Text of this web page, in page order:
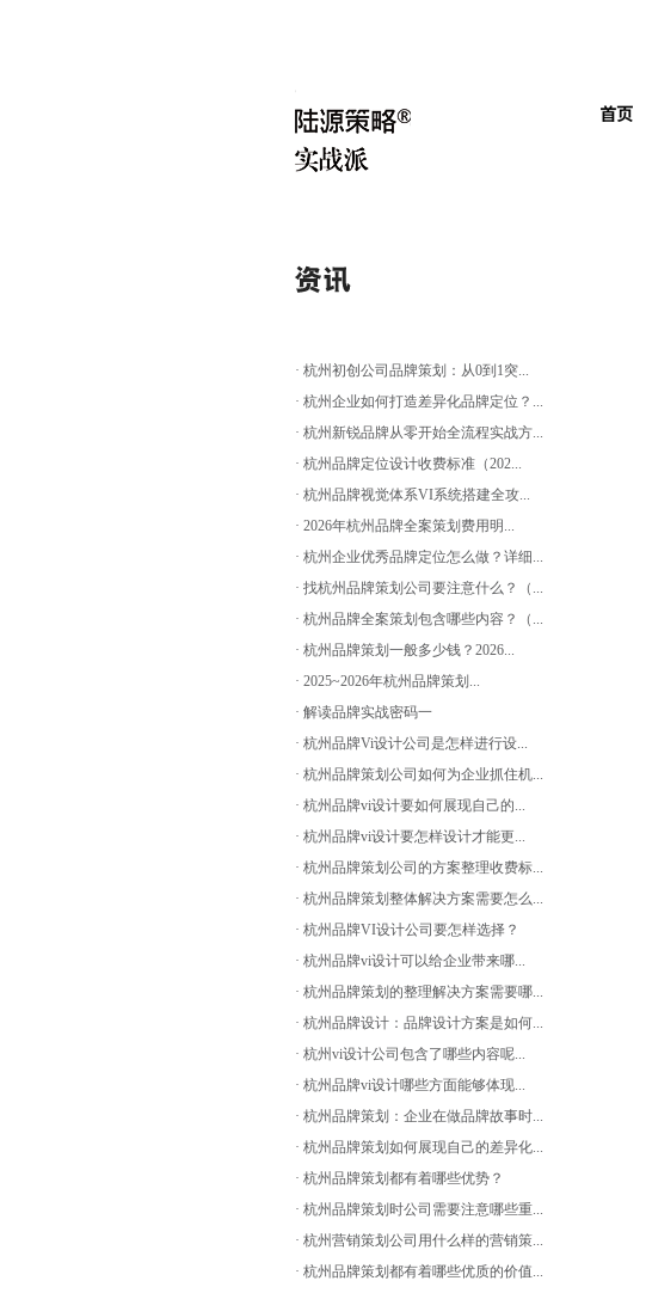
· 杭州初创公司品牌策划：从0到1突...
· 杭州企业如何打造差异化品牌定位？...
· 杭州新锐品牌从零开始全流程实战方...
· 杭州品牌定位设计收费标准（202...
· 杭州品牌视觉体系VI系统搭建全攻...
· 2026年杭州品牌全案策划费用明...
· 杭州企业优秀品牌定位怎么做？详细...
· 找杭州品牌策划公司要注意什么？（...
· 杭州品牌全案策划包含哪些内容？（...
· 杭州品牌策划一般多少钱？2026...
· 2025~2026年杭州品牌策划...
· 解读品牌实战密码一
· 杭州品牌Vi设计公司是怎样进行设...
· 杭州品牌策划公司如何为企业抓住机...
· 杭州品牌vi设计要如何展现自己的...
· 杭州品牌vi设计要怎样设计才能更...
· 杭州品牌策划公司的方案整理收费标...
· 杭州品牌策划整体解决方案需要怎么...
· 杭州品牌VI设计公司要怎样选择？
· 杭州品牌vi设计可以给企业带来哪...
· 杭州品牌策划的整理解决方案需要哪...
· 杭州品牌设计：品牌设计方案是如何...
· 杭州vi设计公司包含了哪些内容呢...
· 杭州品牌vi设计哪些方面能够体现...
· 杭州品牌策划：企业在做品牌故事时...
· 杭州品牌策划如何展现自己的差异化...
· 杭州品牌策划都有着哪些优势？
· 杭州品牌策划时公司需要注意哪些重...
· 杭州营销策划公司用什么样的营销策...
· 杭州品牌策划都有着哪些优质的价值...